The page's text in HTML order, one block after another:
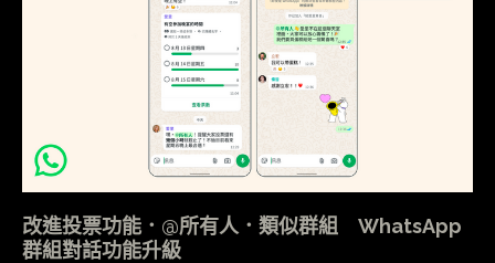
改進投票功能．@所有人．類似群組 WhatsApp
群組對話功能升級